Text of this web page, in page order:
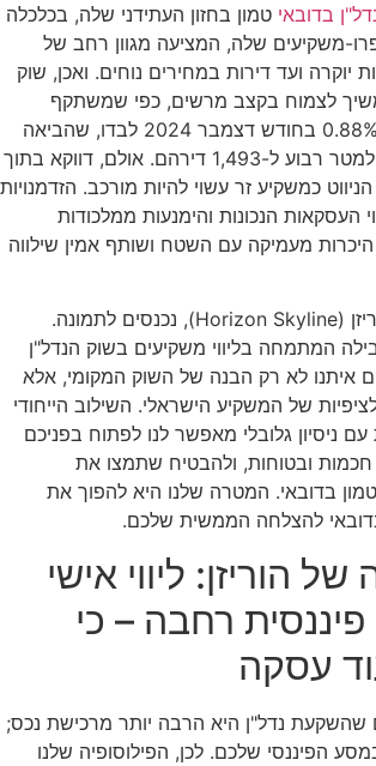
בדובאי טמון בחזון העתידני שלה, בכלכלה
משקיעים שלה, המציעה מגוון רחב של
יוקרה ועד דירות במחירים נוחים. ואכן, שוק
לצמוח בקצב מרשים, כפי שמשתקף
מעליית מחירים של 0.88% בחודש דצמבר 2024 לבדו, שהביאה
את המחיר הממוצע למטר רבוע ל-1,493 דירהם. אולם, דווקא בתוך
כמשקיע זר עשוי להיות מורכב. הזדמנויות
העסקאות הנכונות והימנעות ממלכודות
היכרות מעמיקה עם השטח ושותף אמין שילווה
כאן אנחנו, חברת הוריזן (Horizon Skyline), נכנסים לתמונה.
המתמחה בליווי משקיעים בשוק הנדל"ן
איתנו לא רק הבנה של השוק המקומי, אלא
של המשקיע הישראלי. השילוב הייחודי
ניסיון גלובלי מאפשר לנו לפתוח בפניכם
ובטוחות, ולהבטיח שתמצו את
בדובאי. המטרה שלנו היא להפוך את
להצלחה הממשית שלכם.
של הוריזן: ליווי אישי
רחבה – כי
עסקה
שהשקעת נדל"ן היא הרבה יותר מרכישת נכס;
הפיננסי שלכם. לכן, הפילוסופיה שלנו